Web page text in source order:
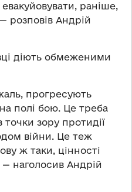
раніше,
розповів Андрій
діють обмеженими
прогресують
полі бою. Це треба
точки зору протидії
війни. Це теж
ж таки, цінності
наголосив Андрій